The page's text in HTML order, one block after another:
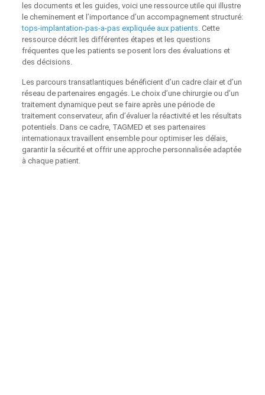
les documents et les guides, voici une ressource utile qui illustre
le cheminement et l’importance d’un accompagnement structuré:
tops-implantation-pas-a-pas expliquée aux patients. Cette
ressource décrit les différentes étapes et les questions
fréquentes que les patients se posent lors des évaluations et
des décisions.
Les parcours transatlantiques bénéficient d’un cadre clair et d’un
réseau de partenaires engagés. Le choix d’une chirurgie ou d’un
traitement dynamique peut se faire après une période de
traitement conservateur, afin d’évaluer la réactivité et les résultats
potentiels. Dans ce cadre, TAGMED et ses partenaires
internationaux travaillent ensemble pour optimiser les délais,
garantir la sécurité et offrir une approche personnalisée adaptée
à chaque patient.